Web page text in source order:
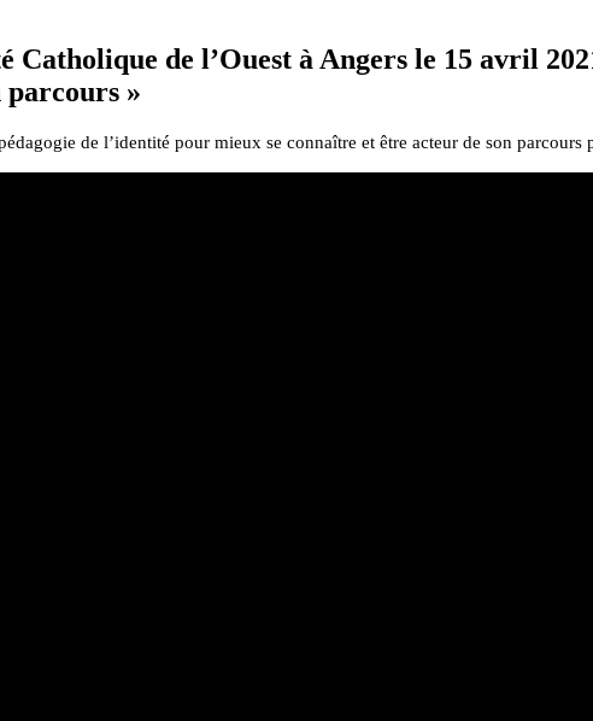
de l’Ouest à Angers le 15 avril
parcours »
de l’identité pour mieux se connaître et être acteur de son parcours